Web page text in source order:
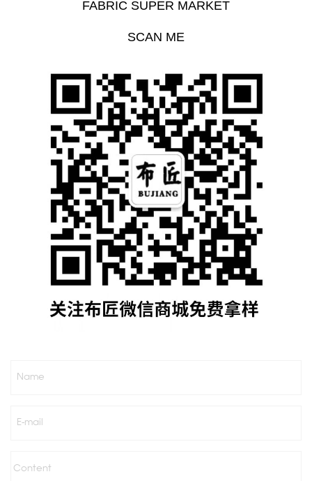
FABRIC SUPER MARKET
SCAN ME
Name
E-mail
Content